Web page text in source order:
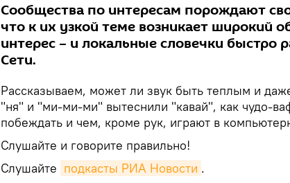
Сообщества по интересам порождают
что к их узкой теме возникает широкий
интерес – и локальные словечки быстро
Сети.
Рассказываем, может ли звук быть теплым и
"ня" и "ми-ми-ми" вытеснили "кавай", как чудо-
побеждать и чем, кроме рук, играют в
Слушайте и говорите правильно!
Слушайте подкасты РИА Новости .